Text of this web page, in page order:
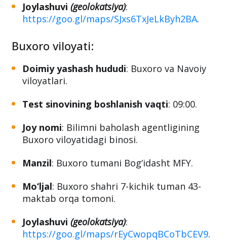
Joylashuvi (geolokatsiya):
https://goo.gl/maps/SJxs6TxJeLkByh2BA.
Buxoro viloyati:
Doimiy yashash hududi: Buxoro va Navoiy
viloyatlari.
Test sinovining boshlanish vaqti: 09:00.
Joy nomi: Bilimni baholash agentligining
Buxoro viloyatidagi binosi.
Manzil: Buxoro tumani Bog‘idasht MFY.
Mo‘ljal: Buxoro shahri 7-kichik tuman 43-
maktab orqa tomoni.
Joylashuvi (geolokatsiya):
https://goo.gl/maps/rEyCwopqBCoTbCEV9.